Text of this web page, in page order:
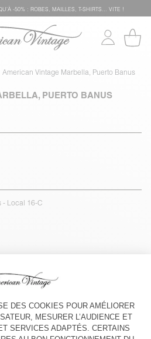
-50% : ROBES, MAILLES, T-SHIRTS... VITE !
American Vintage Marbella, Puerto Banus
PUERTO BANUS
- Local 16-C